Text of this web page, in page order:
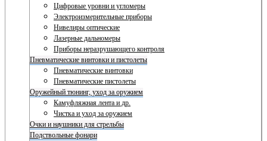
Цифровые уровни и угломеры
Электроизмерительные приборы
Нивелиры оптические
Лазерные дальномеры
Приборы неразрушающего контроля
Пневматические винтовки и пистолеты
Пневматические винтовки
Пневматические пистолеты
Оружейный тюнинг, уход за оружием
Камуфляжная лента и др.
Чистка и уход за оружием
Очки и наушники для стрельбы
Подствольные фонари